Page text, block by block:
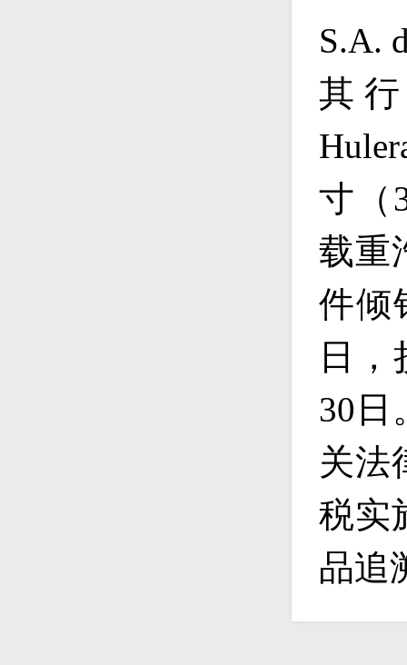
S.A.
其
寸（
载重
件倾
日
30
关法
税实
品追